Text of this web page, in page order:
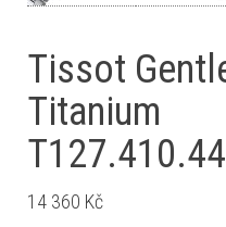
Tissot
Titanium
14 360 Kč